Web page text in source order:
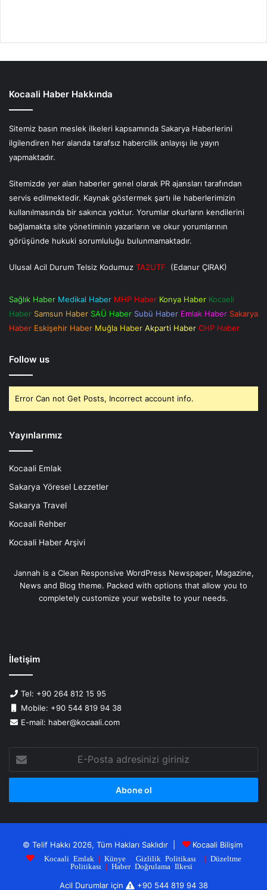
Kocaali Haber Hakkında
Sitemiz basın meslek ilkeleri kapsamında Sakarya Haberlerini
ilgilendiren her alanda tarafsız habercilik anlayışı ile yayın
yapmaktadır.
Sitemizde yer alan haberler genel olarak PR ajansları tarafından
servis edilmektedir. Kaynak göstermek şartı ile haberlerimizin
kullanılmasında bir sakınca yoktur. Yorumlar okurların kendilerini
bağlamakta site yönetiminin yazarların ve okur yorumlarının
görüşünde hukuki sorumluluğu bulunmamaktadır.
Ulusal Acil Durum Telsiz Kodumuz TA2UTF (Edanur ÇIRAK)
Sağlık Haber Medikal Haber MHP Haber Konya Haber Kocaeli
Haber Samsun Haber SAÜ Haber Subü Haber Emlak Haber Sakarya
Haber Eskişehir Haber Muğla Haber Akparti Haber CHP Haber
Follow us
Error Can not Get Posts, Incorrect account info.
Yayınlarımız
Kocaali Emlak
Sakarya Yöresel Lezzetler
Sakarya Travel
Kocaali Rehber
Kocaali Haber Arşivi
Jannah is a Clean Responsive WordPress Newspaper, Magazine,
News and Blog theme. Packed with options that allow you to
completely customize your website to your needs.
İletişim
Tel: +90 264 812 15 95
Mobile: +90 544 819 94 38
E-mail: haber@kocaali.com
Posta
adresinizi
© Telif Hakkı 2026, Tüm Hakları Saklıdır | Kocaali Bilişim
| Kocaali Emlak | Künye| Gizlilik Politikası | Düzeltme
Politikası | Haber Doğrulama Ilkesi
Acil Durumlar için +90 544 819 94 38